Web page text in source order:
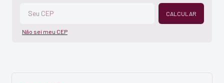
CALCULAR
Não sei meu CEP